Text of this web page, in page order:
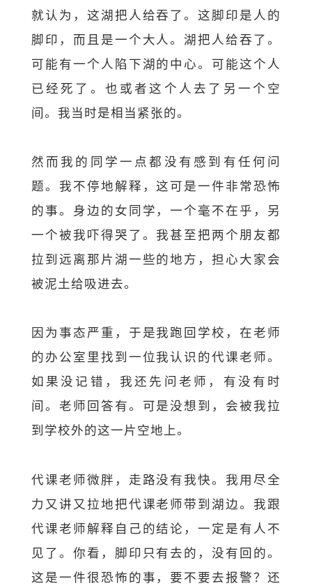
就认为，这湖把人给吞了。这脚印是人的
脚印，而且是一个大人。湖把人给吞了。
可能有一个人陷下湖的中心。可能这个人
已经死了。也或者这个人去了另一个空
间。我当时是相当紧张的。
然而我的同学一点都没有感到有任何问
题。我不停地解释，这可是一件非常恐怖
的事。身边的女同学，一个毫不在乎，另
一个被我吓得哭了。我甚至把两个朋友都
拉到远离那片湖一些的地方，担心大家会
被泥土给吸进去。
因为事态严重，于是我跑回学校，在老师
的办公室里找到一位我认识的代课老师。
如果没记错，我还先问老师，有没有时
间。老师回答有。可是没想到，会被我拉
到学校外的这一片空地上。
代课老师微胖，走路没有我快。我用尽全
力又讲又拉地把代课老师带到湖边。我跟
代课老师解释自己的结论，一定是有人不
见了。你看，脚印只有去的，没有回的。
这是一件很恐怖的事，要不要去报警？还